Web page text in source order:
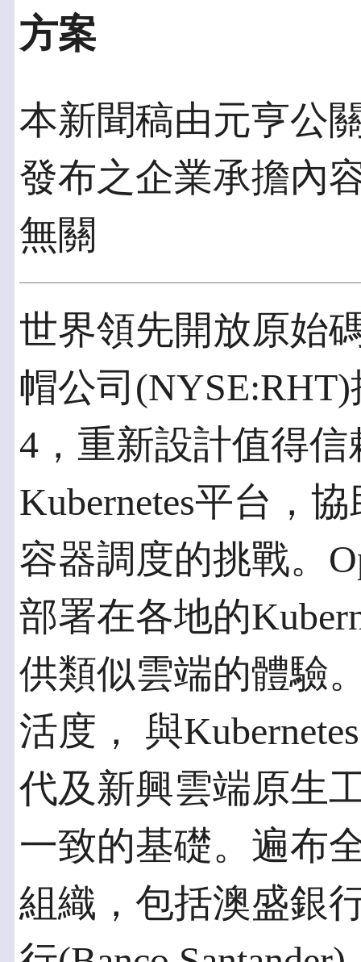
方案
本新聞稿由元亨公
發布之企業承擔內
無關
世界領先開放原始
帽公司(NYSE:RHT)
4，重新設計值得
Kubernetes平台，
容器調度的挑戰。
部署在各地的
供類似雲端的體驗
活度， 與
代及新興雲端原生
一致的基礎。遍布
組織，包括澳盛銀